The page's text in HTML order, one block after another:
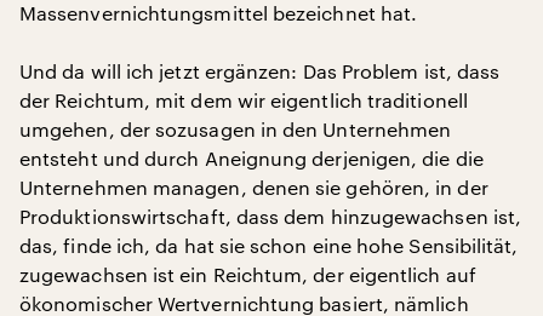
Massenvernichtungsmittel bezeichnet hat.
Und da will ich jetzt ergänzen: Das Problem ist, dass
der Reichtum, mit dem wir eigentlich traditionell
umgehen, der sozusagen in den Unternehmen
entsteht und durch Aneignung derjenigen, die die
Unternehmen managen, denen sie gehören, in der
Produktionswirtschaft, dass dem hinzugewachsen ist,
das, finde ich, da hat sie schon eine hohe Sensibilität,
zugewachsen ist ein Reichtum, der eigentlich auf
ökonomischer Wertvernichtung basiert, nämlich